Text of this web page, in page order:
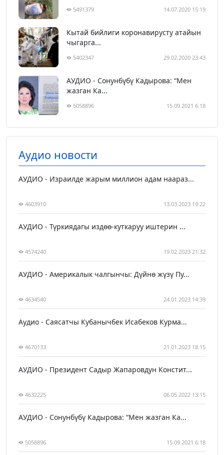
5491379 14.07.2020 15:19
Кытай бийлиги коронавирусту атайын
чыгарга...
5402347 29.02.2020 23:43
АУДИО - Сонунбүбү Кадырова: “Мен
жазган Ка...
5058896 15.09.2021 6:18
Аудио новости
АУДИО - Израилде жарым миллион адам наараз...
4603910 13.03.2023 19:22
АУДИО - Түркиядагы издөө-куткаруу иштерин ...
4574240 19.02.2023 21:32
АУДИО - Америкалык чалгынчы: Дүйнө жүзү Пу...
4634540 24.01.2023 14:39
Аудио - Саясатчы Кубанычбек Исабеков Курма...
4670133 21.01.2023 18:15
АУДИО - Президент Садыр Жапаровдун Констит...
4632225 06.05.2022 13:15
АУДИО - Сонунбүбү Кадырова: “Мен жазган Ка...
5058896 15.09.2021 6:18